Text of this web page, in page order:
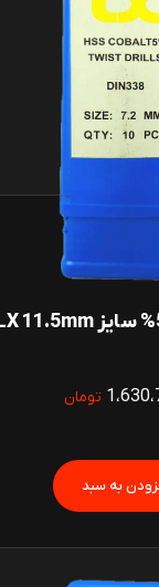
تومان